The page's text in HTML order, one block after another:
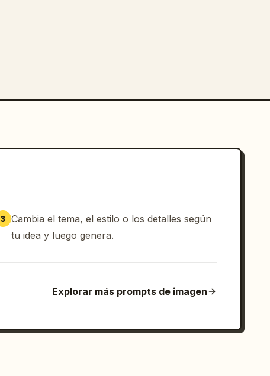
3 Cambia el tema, el estilo o los detalles según
tu idea y luego genera.
Explorar más prompts de imagen